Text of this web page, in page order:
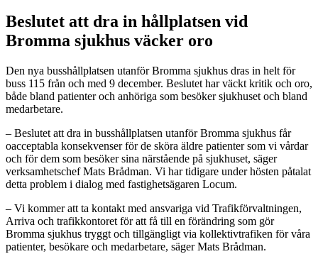
Beslutet att dra in hållplatsen vid
Bromma sjukhus väcker oro
Den nya busshållplatsen utanför Bromma sjukhus dras in helt för
buss 115 från och med 9 december. Beslutet har väckt kritik och oro,
både bland patienter och anhöriga som besöker sjukhuset och bland
medarbetare.
– Beslutet att dra in busshållplatsen utanför Bromma sjukhus får
oacceptabla konsekvenser för de sköra äldre patienter som vi vårdar
och för dem som besöker sina närstående på sjukhuset, säger
verksamhetschef Mats Brådman. Vi har tidigare under hösten påtalat
detta problem i dialog med fastighetsägaren Locum.
– Vi kommer att ta kontakt med ansvariga vid Trafikförvaltningen,
Arriva och trafikkontoret för att få till en förändring som gör
Bromma sjukhus tryggt och tillgängligt via kollektivtrafiken för våra
patienter, besökare och medarbetare, säger Mats Brådman.